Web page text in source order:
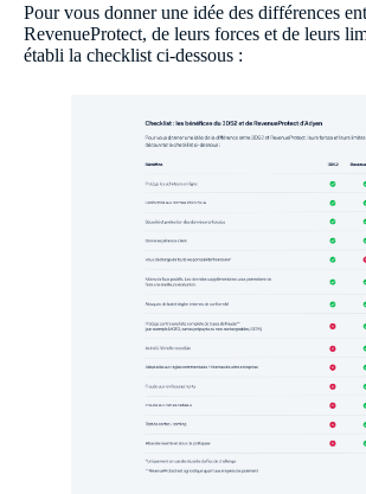
Pour vous donner une idée des différences
RevenueProtect, de leurs forces et de leurs
établi la checklist ci-dessous :